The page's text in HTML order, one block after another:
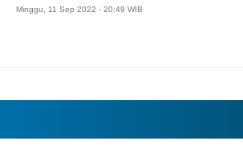
Minggu, 11 Sep 2022 - 20:49 WIB